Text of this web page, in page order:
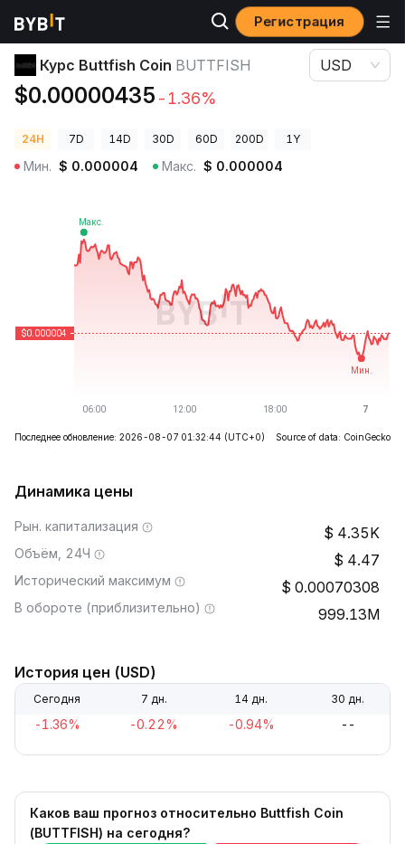
Регистрация
Цены криптовалют Курс Buttfish Coin BUTTFISH
Курс Buttfish Coin BUTTFISH
$0.00000435 -1.36%
USD
24H 7D 14D 30D 60D 200D 1Y
Мин. $ 0.000004 Макс. $ 0.000004
Последнее обновление: 2026-08-07 01:32:44 (UTC+0) Source of data: CoinGecko
Динамика цены
Рын. капитализация 4.35K
Объём, 24Ч 4.47
Исторический максимум 0.00070308
В обороте (приблизительно) 999.13M
История цен (USD)
Сегодня 7 дн. 14 дн. 30 дн.
-1.36% -0.22% -0.94% --
Каков ваш прогноз относительно Buttfish Coin
(BUTTFISH) на сегодня?